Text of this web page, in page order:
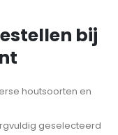
bij
houtsoorten en
geselecteerd